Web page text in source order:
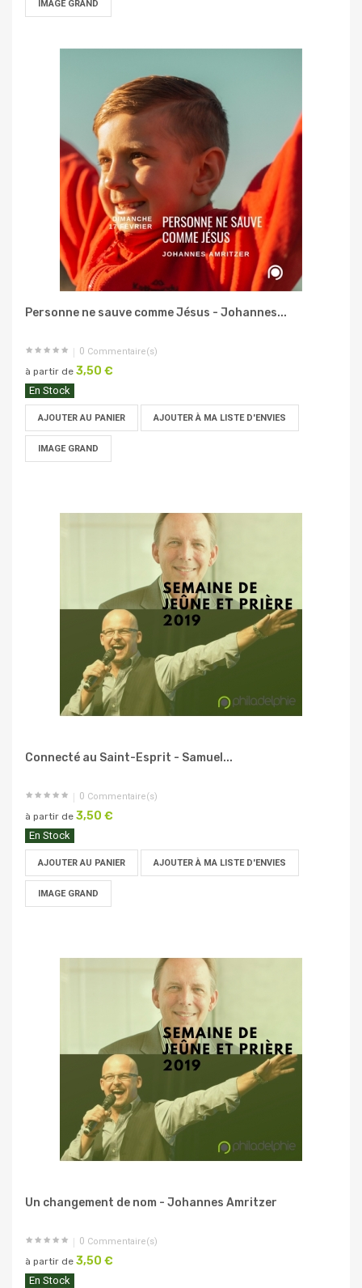
IMAGE GRAND
Personne ne sauve comme Jésus - Johannes...
0 Commentaire(s)
à partir de 3,50 €
En Stock
AJOUTER AU PANIER AJOUTER À MA LISTE D'ENVIES
IMAGE GRAND
Connecté au Saint-Esprit - Samuel...
0 Commentaire(s)
à partir de 3,50 €
En Stock
AJOUTER AU PANIER AJOUTER À MA LISTE D'ENVIES
IMAGE GRAND
Un changement de nom - Johannes Amritzer
0 Commentaire(s)
à partir de 3,50 €
En Stock